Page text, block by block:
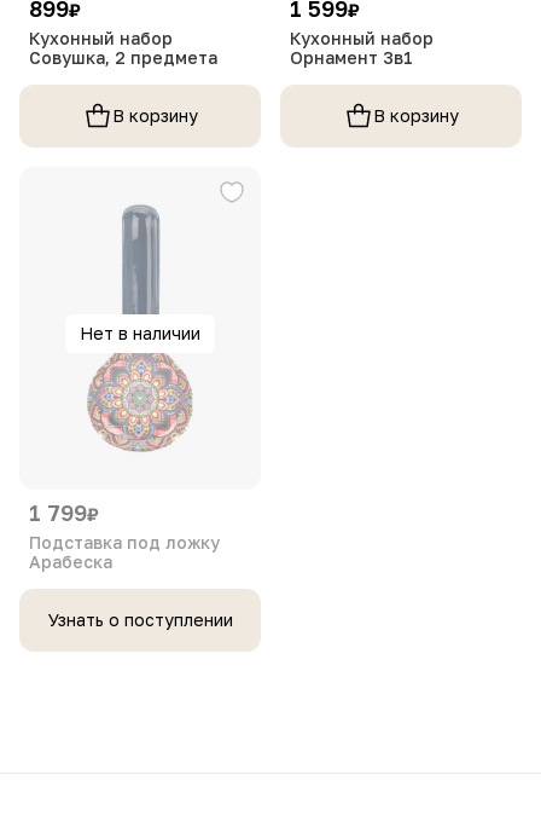
899₽
Кухонный набор
Совушка, 2 предмета
В корзину
1 599₽
Кухонный набор
Орнамент 3в1
В корзину
Нет в наличии
1 799₽
Подставка под ложку
Арабеска
Узнать о поступлении